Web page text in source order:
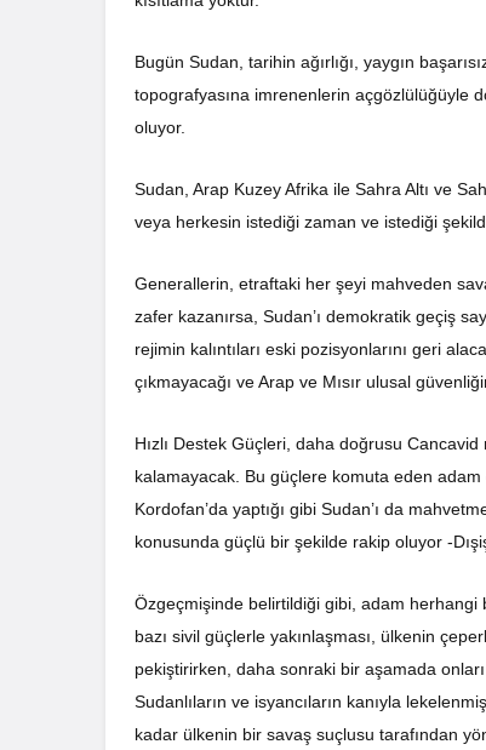
Bugün Sudan, tarihin ağırlığı, yaygın
topografyasına imrenenlerin açgözlülüğüyle
oluyor.
Sudan, Arap Kuzey Afrika ile Sahra Altı ve
veya herkesin istediği zaman ve istediği
Generallerin, etraftaki her şeyi mahveden
zafer kazanırsa, Sudan’ı demokratik geçiş
rejimin kalıntıları eski pozisyonlarını geri
çıkmayacağı ve Arap ve Mısır ulusal
Hızlı Destek Güçleri, daha doğrusu
kalamayacak. Bu güçlere komuta eden adam
Kordofan’da yaptığı gibi Sudan’ı da
konusunda güçlü bir şekilde rakip oluyor -
Özgeçmişinde belirtildiği gibi, adam
bazı sivil güçlerle yakınlaşması, ülkenin
pekiştirirken, daha sonraki bir aşamada
Sudanlıların ve isyancıların kanıyla
kadar ülkenin bir savaş suçlusu tarafından